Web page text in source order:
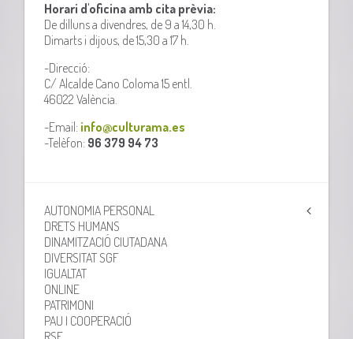
Horari d'oficina amb cita prèvia:
De dilluns a divendres, de 9 a 14,30 h.
Dimarts i dijous, de 15,30 a 17 h.
-Direcció:
C/ Alcalde Cano Coloma 15 entl.
46022 València.
-Email: info@culturama.es
-Telèfon: 96 379 94 73
AUTONOMIA PERSONAL
DRETS HUMANS
DINAMITZACIÓ CIUTADANA
DIVERSITAT SGF
IGUALTAT
ONLINE
PATRIMONI
PAU I COOPERACIÓ